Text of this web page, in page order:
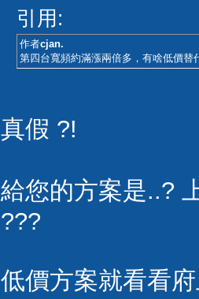
引用:
作者cjan.
第四台寬頻約滿漲兩倍多，有啥低價替
真假 ?!
給您的方案是..?
???
低價方案就看看